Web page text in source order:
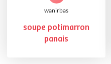
wanirbas
soupe potimarron
panais